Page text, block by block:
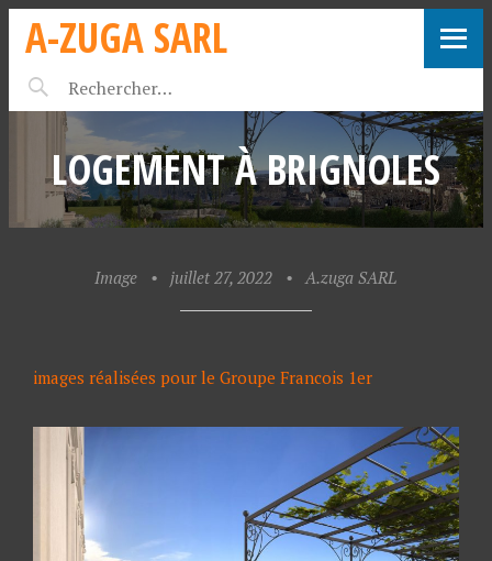
A-ZUGA SARL
LOGEMENT À BRIGNOLES
Image • juillet 27, 2022 • A.zuga SARL
images réalisées pour le Groupe Francois 1er